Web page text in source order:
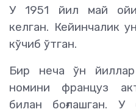
У 1951 йил май
келган. Кейинчалик
кўчиб ўтган.
Бир неча ўн
номини француз
билан боғлашган.